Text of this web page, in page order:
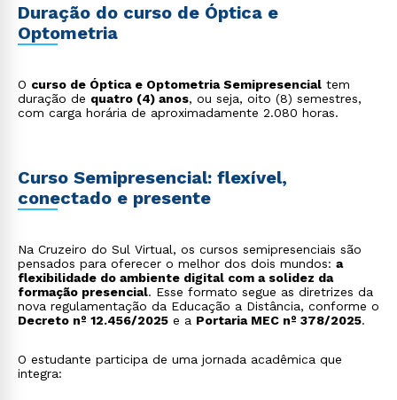
Duração do curso de Óptica e
Optometria
O curso de Óptica e Optometria Semipresencial tem
duração de quatro (4) anos, ou seja, oito (8) semestres,
com carga horária de aproximadamente 2.080 horas.
Curso Semipresencial: flexível,
conectado e presente
Na Cruzeiro do Sul Virtual, os cursos semipresenciais são
pensados para oferecer o melhor dos dois mundos: a
flexibilidade do ambiente digital com a solidez da
formação presencial. Esse formato segue as diretrizes da
nova regulamentação da Educação a Distância, conforme o
Decreto nº 12.456/2025 e a Portaria MEC nº 378/2025.
O estudante participa de uma jornada acadêmica que
integra: